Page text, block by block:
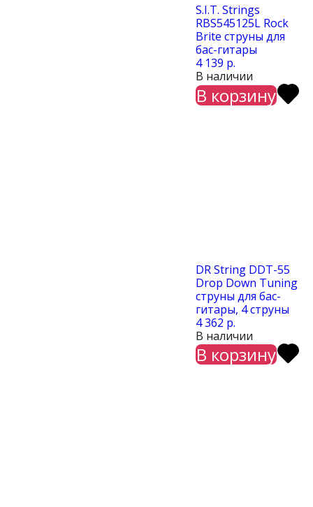
S.I.T. Strings
RBS545125L Rock
Brite струны для
бас-гитары
4 139 р.
В наличии
В корзину
DR String DDT-55
Drop Down Tuning
cтруны для бас-
гитары, 4 струны
4 362 р.
В наличии
В корзину